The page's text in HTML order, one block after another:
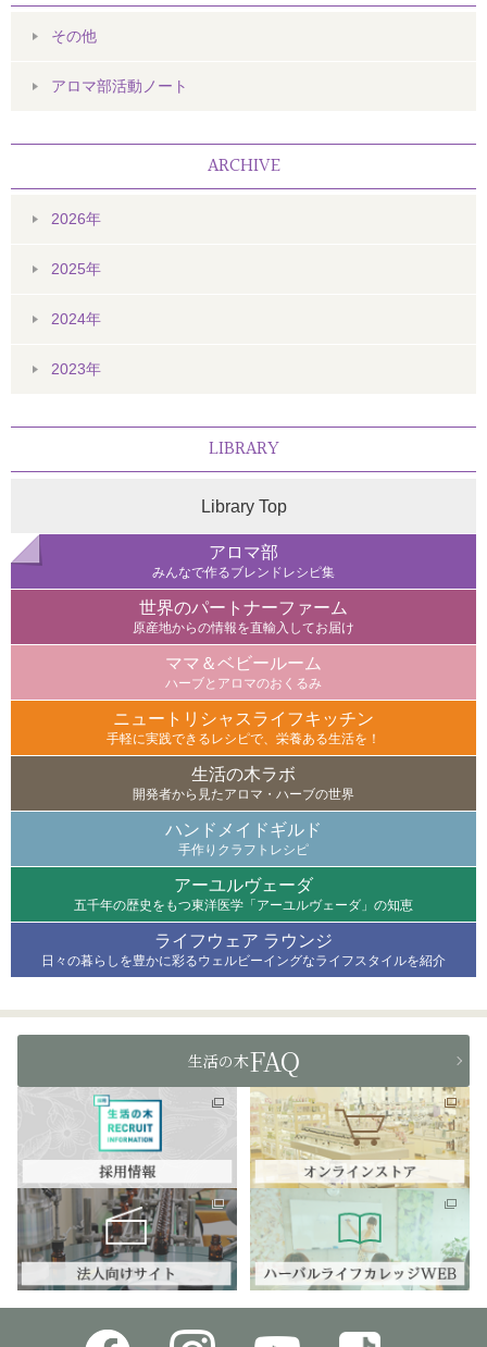
その他
アロマ部活動ノート
ARCHIVE
2026年
2025年
2024年
2023年
LIBRARY
Library Top
アロマ部
みんなで作るブレンドレシピ集
世界のパートナーファーム
原産地からの情報を直輸入してお届け
ママ＆ベビールーム
ハーブとアロマのおくるみ
ニュートリシャスライフキッチン
手軽に実践できるレシピで、栄養ある生活を！
生活の木ラボ
開発者から見たアロマ・ハーブの世界
ハンドメイドギルド
手作りクラフトレシピ
アーユルヴェーダ
五千年の歴史をもつ東洋医学「アーユルヴェーダ」の知恵
ライフウェア ラウンジ
日々の暮らしを豊かに彩るウェルビーイングなライフスタイルを紹介
生活の木FAQ